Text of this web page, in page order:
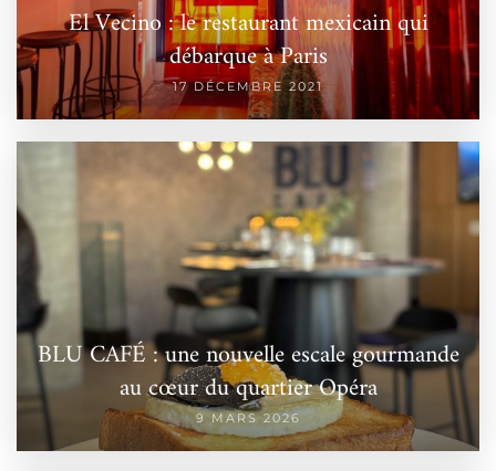
El Vecino : le restaurant mexicain qui
débarque à Paris
17 DÉCEMBRE 2021
BLU CAFÉ : une nouvelle escale gourmande
au cœur du quartier Opéra
9 MARS 2026